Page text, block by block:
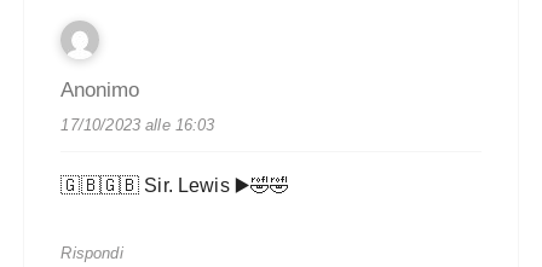
Anonimo
17/10/2023 alle 16:03
🇬🇧🇬🇧 Sir. Lewis ▶️🤣🤣
Rispondi